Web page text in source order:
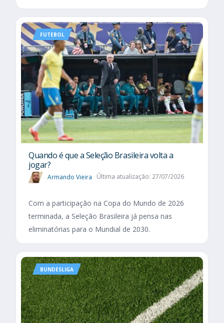
FUTEBOL
Quando é que a Seleção Brasileira volta a
jogar?
Armando Vieira Última atualização: 27/07/2026
Com a participação na Copa do Mundo de 2026
terminada, a Seleção Brasileira já pensa nas
eliminatórias para o Mundial de 2030.
BUNDESLIGA